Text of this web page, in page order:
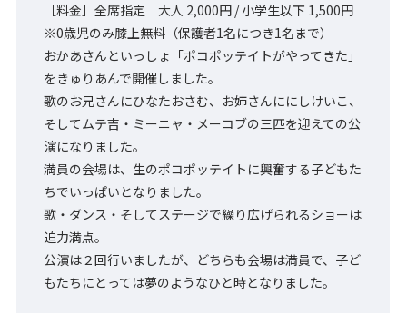
［料金］全席指定 大人 2,000円 / 小学生以下 1,500円
※0歳児のみ膝上無料（保護者1名につき1名まで）
おかあさんといっしょ「ポコポッテイトがやってきた」
をきゅりあんで開催しました。
歌のお兄さんにひなたおさむ、お姉さんににしけいこ、
そしてムテ吉・ミーニャ・メーコブの三匹を迎えての公
演になりました。
満員の会場は、生のポコポッテイトに興奮する子どもた
ちでいっぱいとなりました。
歌・ダンス・そしてステージで繰り広げられるショーは
迫力満点。
公演は２回行いましたが、どちらも会場は満員で、子ど
もたちにとっては夢のようなひと時となりました。